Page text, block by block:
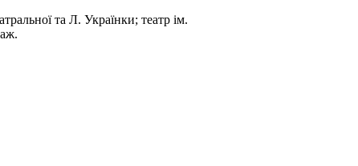
та Л. Українки; театр ім.